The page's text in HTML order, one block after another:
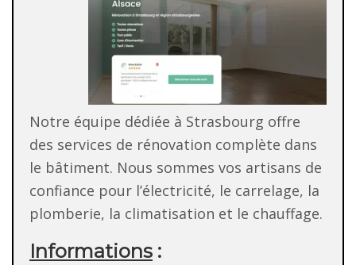
Notre équipe dédiée à Strasbourg offre
des services de rénovation complète dans
le bâtiment. Nous sommes vos artisans de
confiance pour l’électricité, le carrelage, la
plomberie, la climatisation et le chauffage.
Informations :